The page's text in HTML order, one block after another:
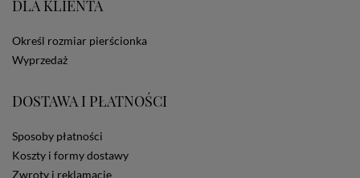
ze Sklepu bez zmiany ustawień w przeglądarce
zamieszczane w urządzeniu końcowym każdego
użytkownika. Jeżeli użytkownik nie wyraża zgody na
informacji o plikach cookies.
DLA KLIENTA
Określ rozmiar pierścionka
Wyprzedaż
DOSTAWA I PŁATNOŚCI
Sposoby płatności
Koszty i formy dostawy
Zwroty i reklamacje